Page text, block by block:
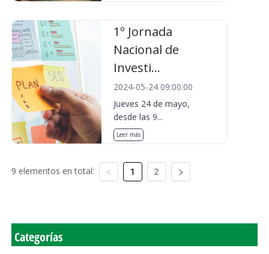
1º Jornada
Nacional de
Investi...
2024-05-24 09:00:00
Jueves 24 de mayo,
desde las 9...
Leer más
9 elementos en total: 1 2
Categorías